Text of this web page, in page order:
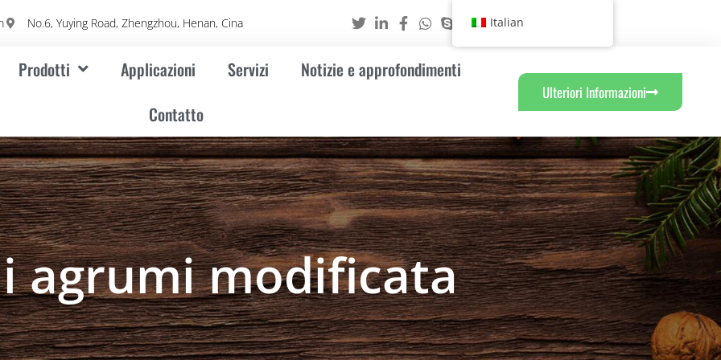
No.6, Yuying Road, Zhengzhou, Henan, Cina
Prodotti Applicazioni Servizi
Notizie e approfondimenti
Contatto
Ulteriori Informazioni
agrumi modificata
Italian